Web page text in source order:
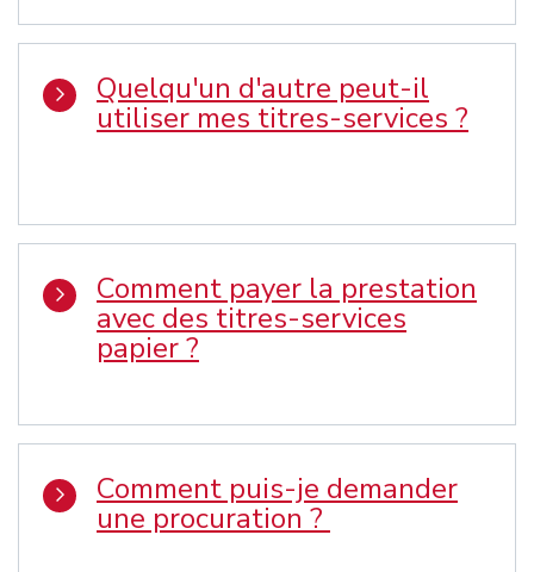
Quelqu'un d'autre peut-il
utiliser mes titres-services ?
Comment payer la prestation
avec des titres-services
papier ?
Comment puis-je demander
une procuration ?